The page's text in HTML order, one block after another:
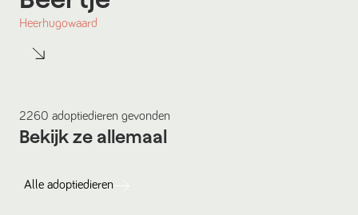
Heerhugowaard
2260 adoptiedieren gevonden
Bekijk ze allemaal
Alle adoptiedieren